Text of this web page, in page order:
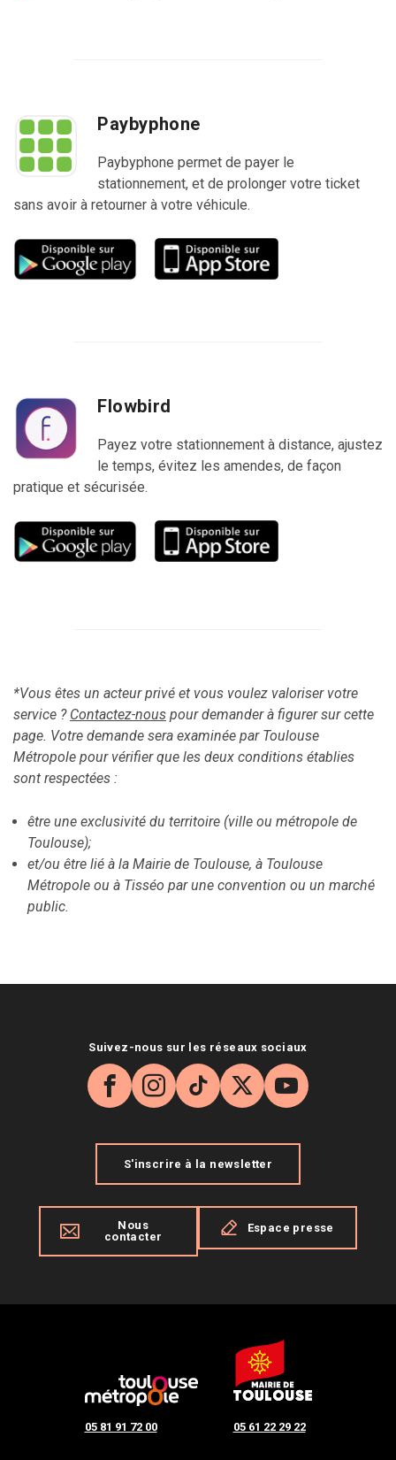
Paybyphone
Paybyphone permet de payer le
stationnement, et de prolonger votre ticket
sans avoir à retourner à votre véhicule.
Flowbird
Payez votre stationnement à distance, ajustez
le temps, évitez les amendes, de façon
pratique et sécurisée.
*Vous êtes un acteur privé et vous voulez valoriser votre
service ? Contactez-nous pour demander à figurer sur cette
page. Votre demande sera examinée par Toulouse
Métropole pour vérifier que les deux conditions établies
sont respectées :
être une exclusivité du territoire (ville ou métropole de
Toulouse);
et/ou être lié à la Mairie de Toulouse, à Toulouse
Métropole ou à Tisséo par une convention ou un marché
public.
05 81 91 72 00 05 61 22 29 22
Suivez-nous sur les réseaux sociaux
Facebook
Instagram
TikTok
X YouTube
S'inscrire à la newsletter
Nous
contacter
Espace presse